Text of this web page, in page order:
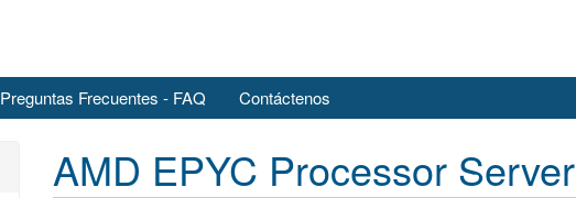
Preguntas Frecuentes - FAQ Contáctenos
AMD EPYC Processor Server